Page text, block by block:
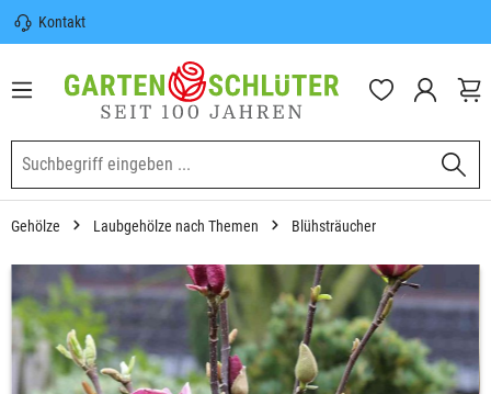
springen
Kontakt
Sicherer Versand | Versandkostenfrei
(DE) ab 100€
Garten-Schlüter Anwachsgarantie
Gehölze Laubgehölze nach Themen Blühsträucher